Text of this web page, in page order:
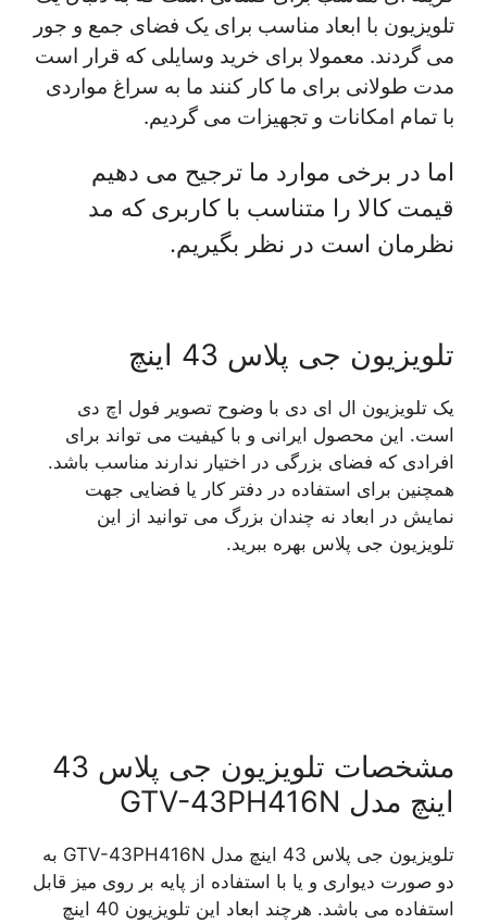
تلویزیون با ابعاد مناسب برای یک فضای جمع و جور
می گردند. معمولا برای خرید وسایلی که قرار است
مدت طولانی برای ما کار کنند ما به سراغ مواردی
با تمام امکانات و تجهیزات می گردیم.
اما در برخی موارد ما ترجیح می دهیم
قیمت کالا را متناسب با کاربری که مد
نظرمان است در نظر بگیریم.
تلویزیون جی پلاس 43 اینچ
یک تلویزیون ال ای دی با وضوح تصویر فول اچ دی
است. این محصول ایرانی و با کیفیت می تواند برای
افرادی که فضای بزرگی در اختیار ندارند مناسب باشد.
همچنین برای استفاده در دفتر کار یا فضایی جهت
نمایش در ابعاد نه چندان بزرگ می توانید از این
تلویزیون جی پلاس بهره ببرید.
مشخصات تلویزیون جی پلاس 43
اینچ مدل GTV-43PH416N
تلویزیون جی پلاس 43 اینچ مدل GTV-43PH416N به
دو صورت دیواری و یا با استفاده از پایه بر روی میز قابل
استفاده می باشد. هرچند ابعاد این تلویزیون 40 اینچ